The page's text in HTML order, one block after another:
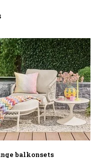
balkonsets